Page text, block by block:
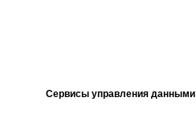
Сервисы управления данными